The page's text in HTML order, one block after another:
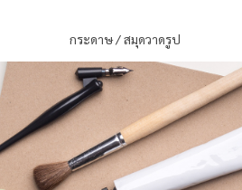
กระดาษ / สมุดวาดรูป